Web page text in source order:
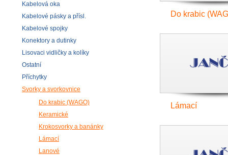
Kabelová oka
Kabelové pásky a přísl.
Kabelové spojky
Konektory a dutinky
Lisovaci vidličky a kolíky
Ostatní
Příchytky
Svorky a svorkovnice
Do krabic (WAGO)
Keramické
Krokosvorky a banánky
Lámací
Lanové
Do krabic
Lámací